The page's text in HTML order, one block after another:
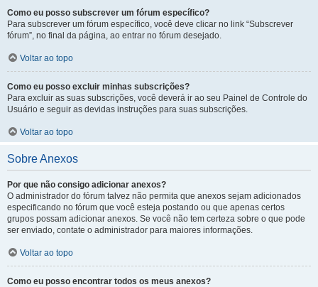
Como eu posso subscrever um fórum específico?
Para subscrever um fórum específico, você deve clicar no link “Subscrever
fórum”, no final da página, ao entrar no fórum desejado.
Voltar ao topo
Como eu posso excluir minhas subscrições?
Para excluir as suas subscrições, você deverá ir ao seu Painel de Controle do
Usuário e seguir as devidas instruções para suas subscrições.
Voltar ao topo
Sobre Anexos
Por que não consigo adicionar anexos?
O administrador do fórum talvez não permita que anexos sejam adicionados
especificando no fórum que você esteja postando ou que apenas certos
grupos possam adicionar anexos. Se você não tem certeza sobre o que pode
ser enviado, contate o administrador para maiores informações.
Voltar ao topo
Como eu posso encontrar todos os meus anexos?